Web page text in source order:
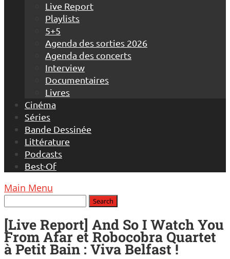
Live Report
Playlists
5+5
Agenda des sorties 2026
Agenda des concerts
Interview
Documentaires
Livres
Cinéma
Séries
Bande Dessinée
Littérature
Podcasts
Best-Of
Main Menu
[Live Report] And So I Watch You
From Afar et Robocobra Quartet
à Petit Bain : Viva Belfast !